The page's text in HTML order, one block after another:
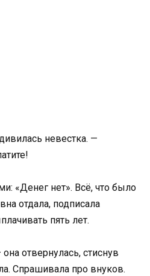
невестка. —
«Денег нет». Всё, что было
отдала, подписала
пять лет.
отвернулась, стиснув
Спрашивала про внуков.